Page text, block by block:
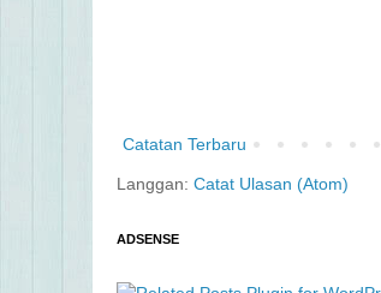
Catatan Terbaru
Langgan: Catat Ulasan (Atom)
ADSENSE